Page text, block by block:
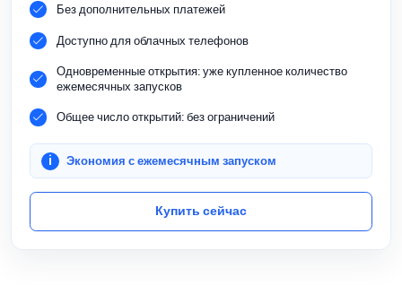
Без дополнительных платежей
Доступно для облачных телефонов
Одновременные открытия: уже купленное количество
ежемесячных запусков
Общее число открытий: без ограничений
Экономия с ежемесячным запуском
Купить сейчас